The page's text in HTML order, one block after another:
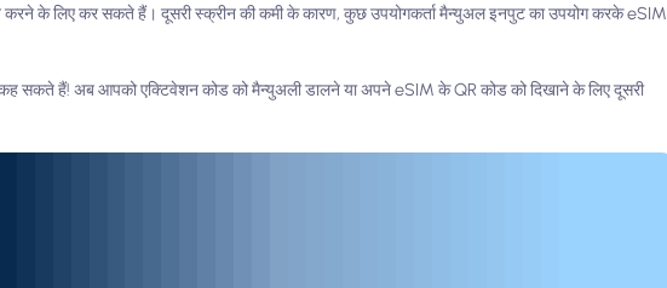
के लिए कर सकते हैं। दूसरी स्क्रीन की कमी के कारण, कुछ उपयोगकर्ता मैन्युअल इनपुट का उपयोग करके eSIM
सकते हैं! अब आपको एक्टिवेशन कोड को मैन्युअली डालने या अपने eSIM के QR कोड को दिखाने के लिए दूसरी